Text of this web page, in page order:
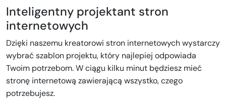
Inteligentny projektant stron
internetowych
Dzięki naszemu kreatorowi stron internetowych wystarczy
wybrać szablon projektu, który najlepiej odpowiada
Twoim potrzebom. W ciągu kilku minut będziesz mieć
stronę internetową zawierającą wszystko, czego
potrzebujesz.